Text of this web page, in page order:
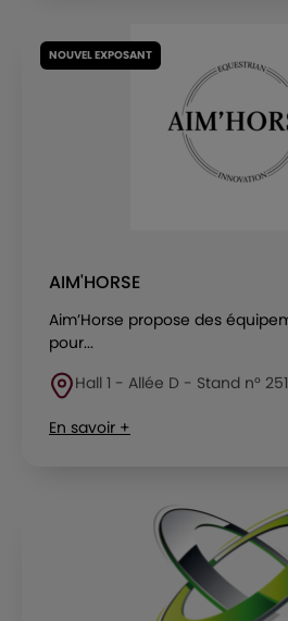
NOUVEL EXPOSANT
AIM'HORSE
Aim’Horse propose des
pour...
Hall 1 - Allée D - Stand n°
En savoir +